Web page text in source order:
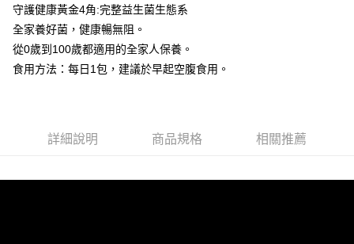
買賣價金債權讓與本公司後，依約使用本公司帳單繳交帳款。
2.基於同意付款使用「大哥付你分期」之契約關係目的，商店將以您的個人
資料（包含姓名、電話或地址）提供予台灣大哥大進項蒐集、處理及利用，
由本公司與您本人進行分期帳單所需資料之確認、核對及更正。
3.完整用戶服務條款，請詳閱以下連結：https://oppay.tw/userRule
後付繳納相關費用。
※ 交易是否成功請以「AFTEE先享後付 」之結帳頁面顯示為準，若有關於
是否繳費成功／繳費後需取消欲退款等相關疑問，請聯繫「AFTEE先享後付
客戶支援中心」https://netprotections.freshdesk.com/support/home
２．關於個人資料處理事宜，請瀏覽以下網址：
付款後萊爾富取貨
每筆NT$100，滿NT$600(含以上)免運費
付款後7-11取貨
宅配
守護健康黃金4角:完整益生菌生態系
全家養好菌，健康暢無阻。
從0歲到100歲都適用的全家人保養。
食用方法：每日1包，建議於早起空腹食用。
詳細說明 商品規格 相關推薦